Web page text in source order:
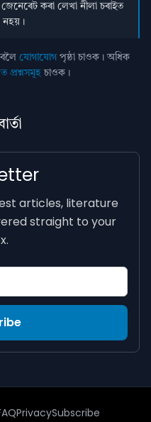
জেনেৰেট কৰা লেখা নীলা চৰাইত
নহয়।
যোগাযোগ পৃষ্ঠা চাওক। অধিক
প্ৰশ্নসমূহচাওক।
articles, literature
straight to your
PrivacySubscribe